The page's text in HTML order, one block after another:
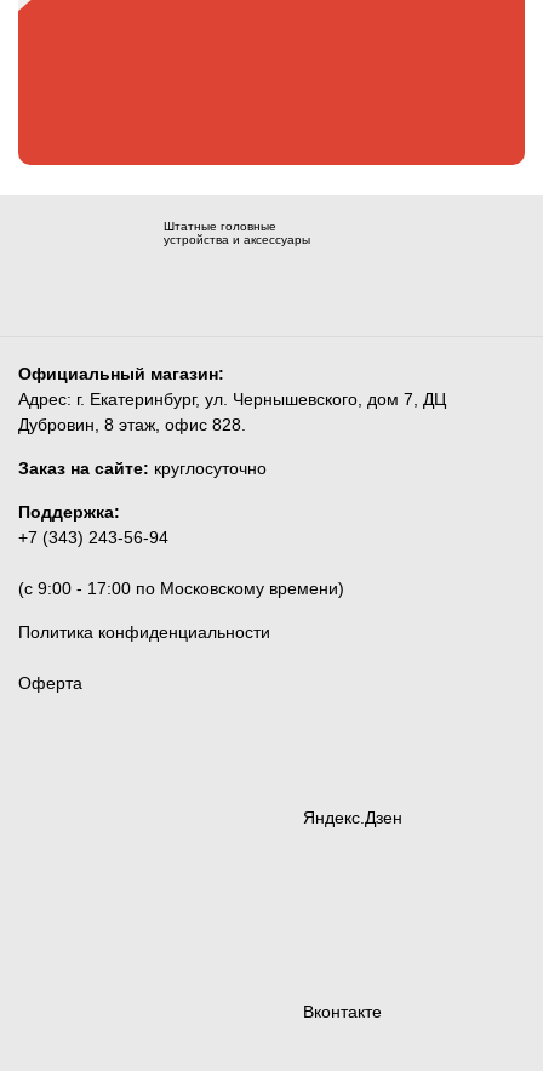
Штатные головные
устройства и аксессуары
Официальный магазин:
Адрес: г. Екатеринбург, ул. Чернышевского, дом 7, ДЦ
Дубровин, 8 этаж, офис 828.
Заказ на сайте: круглосуточно
Поддержка:
+7 (343) 243-56-94
(c 9:00 - 17:00 по Московскому времени)
Политика конфиденциальности
Оферта
Яндекс.Дзен
Вконтакте